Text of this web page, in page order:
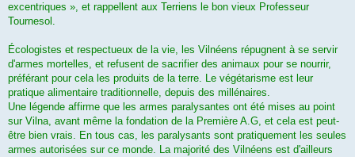
excentriques », et rappellent aux Terriens le bon vieux Professeur
Tournesol.
Écologistes et respectueux de la vie, les Vilnéens répugnent à se servir
d'armes mortelles, et refusent de sacrifier des animaux pour se nourrir,
préférant pour cela les produits de la terre. Le végétarisme est leur
pratique alimentaire traditionnelle, depuis des millénaires.
Une légende affirme que les armes paralysantes ont été mises au point
sur Vilna, avant même la fondation de la Première A.G, et cela est peut-
être bien vrais. En tous cas, les paralysants sont pratiquement les seules
armes autorisées sur ce monde. La majorité des Vilnéens est d'ailleurs